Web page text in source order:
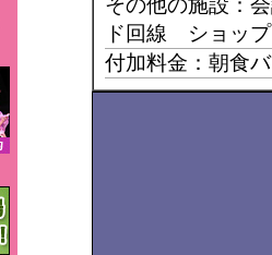
その他の施設：
ド回線 ショッ
付加料金：朝食